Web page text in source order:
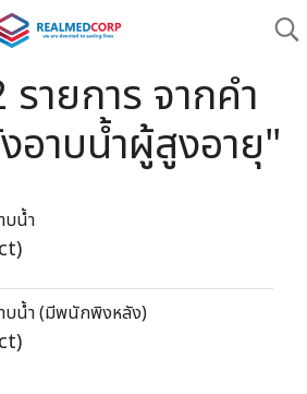
ายการ จากคำ
อาบน้ำผู้สูงอายุ"
บน้ำ
บน้ำ (มีพนักพิงหลัง)